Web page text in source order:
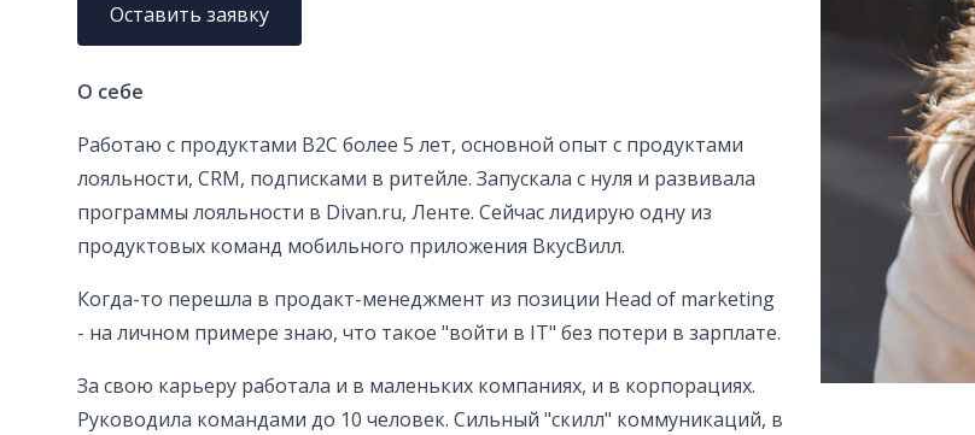
Оставить заявку
О себе
Работаю с продуктами B2C более 5 лет, основной опыт с продуктами
лояльности, CRM, подписками в ритейле. Запускала с нуля и развивала
программы лояльности в Divan.ru, Ленте. Сейчас лидирую одну из
продуктовых команд мобильного приложения ВкусВилл.
Когда-то перешла в продакт-менеджмент из позиции Head of marketing
- на личном примере знаю, что такое "войти в IT" без потери в зарплате.
За свою карьеру работала и в маленьких компаниях, и в корпорациях.
Руководила командами до 10 человек. Сильный "скилл" коммуникаций, в